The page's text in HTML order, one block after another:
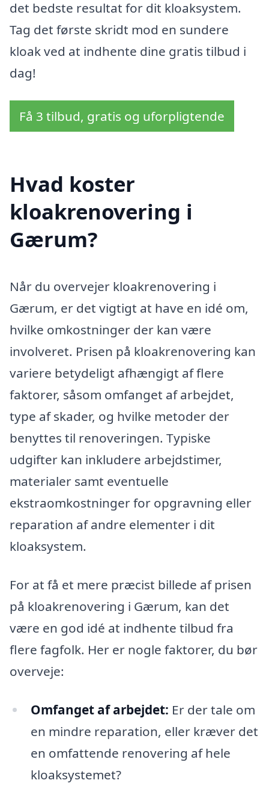
det bedste resultat for dit kloaksystem.
Tag det første skridt mod en sundere
kloak ved at indhente dine gratis tilbud i
dag!
Få 3 tilbud, gratis og uforpligtende
Hvad koster
kloakrenovering i
Gærum?
Når du overvejer kloakrenovering i
Gærum, er det vigtigt at have en idé om,
hvilke omkostninger der kan være
involveret. Prisen på kloakrenovering kan
variere betydeligt afhængigt af flere
faktorer, såsom omfanget af arbejdet,
type af skader, og hvilke metoder der
benyttes til renoveringen. Typiske
udgifter kan inkludere arbejdstimer,
materialer samt eventuelle
ekstraomkostninger for opgravning eller
reparation af andre elementer i dit
kloaksystem.
For at få et mere præcist billede af prisen
på kloakrenovering i Gærum, kan det
være en god idé at indhente tilbud fra
flere fagfolk. Her er nogle faktorer, du bør
overveje:
Omfanget af arbejdet: Er der tale om
en mindre reparation, eller kræver det
en omfattende renovering af hele
kloaksystemet?